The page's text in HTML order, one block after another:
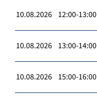
10.08.2026 12:00-13:00
10.08.2026 13:00-14:00
10.08.2026 15:00-16:00